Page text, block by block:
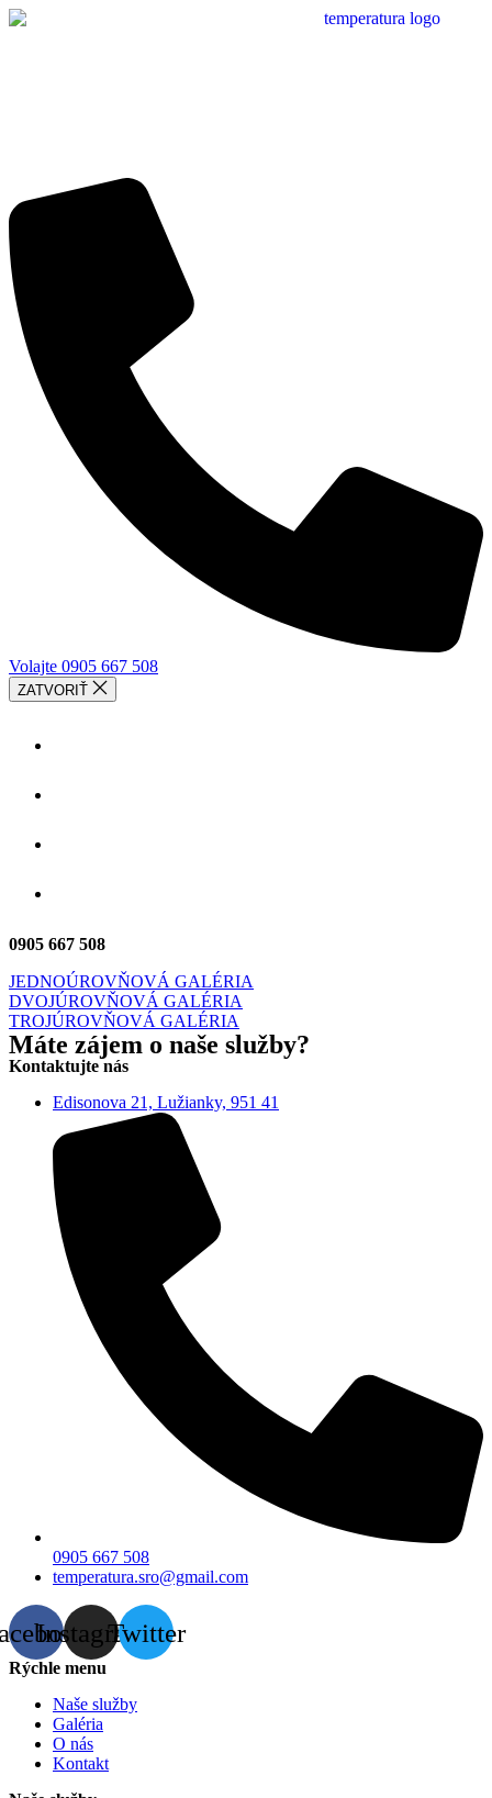
Volajte 0905 667 508
ZATVORIŤ
0905 667 508
JEDNOÚROVŇOVÁ GALÉRIA
DVOJÚROVŇOVÁ GALÉRIA
TROJÚROVŇOVÁ GALÉRIA
Máte zájem o naše služby?
Kontaktujte nás
Edisonova 21, Lužianky, 951 41
0905 667 508
temperatura.sro@gmail.com
InstagramTwitter
Rýchle menu
Naše služby
Galéria
O nás
Kontakt